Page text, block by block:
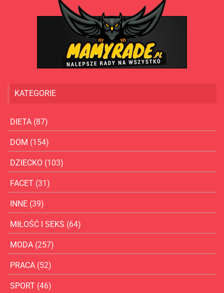
KATEGORIE
DIETA (87)
DOM (154)
DZIECKO (103)
FACET (31)
INNE (39)
MIŁOŚĆ I SEKS (64)
MODA (257)
PRACA (52)
SPORT (46)